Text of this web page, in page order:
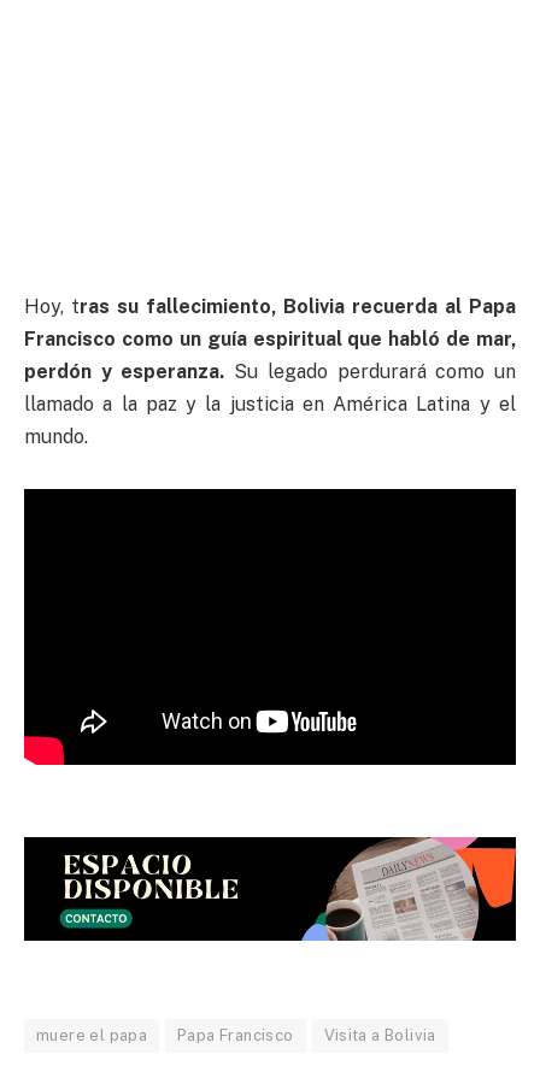
Hoy, tras su fallecimiento, Bolivia recuerda al Papa
Francisco como un guía espiritual que habló de mar,
perdón y esperanza. Su legado perdurará como un
llamado a la paz y la justicia en América Latina y el
mundo.
muere el papa Papa Francisco Visita a Bolivia